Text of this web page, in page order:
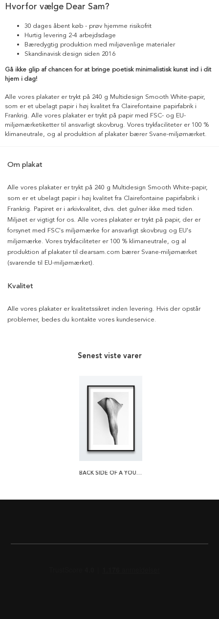
Hvorfor vælge Dear Sam?
30 dages åbent køb - prøv hjemme risikofrit
Hurtig levering 2-4 arbejdsdage
Bæredygtig produktion med miljøvenlige materialer
Skandinavisk design siden 2016
Gå ikke glip af chancen for at bringe poetisk minimalistisk kunst ind i dit
hjem i dag!
Alle vores plakater er trykt på 240 g Multidesign Smooth White-papir,
som er et ubelagt papir i høj kvalitet fra Clairefontaine papirfabrik i
Frankrig. Alle vores plakater er trykt på papir med FSC- og EU-
miljømærketiketter til ansvarligt skovbrug. Vores trykfaciliteter er 100 %
klimaneutrale, og al produktion af plakater bærer Svane-miljømærket.
Om plakat
Alle vores plakater er trykt på 240 g Multidesign Smooth White-papir,
som er et ubelagt papir i høj kvalitet fra Clairefontaine papirfabrik i
Frankrig. Papiret er i arkivkvalitet, dvs. det gulner ikke med tiden.
Miljøet er vigtigt for os. Alle vores plakater er trykt på papir, der er
forsynet med FSC's miljømærke for ansvarligt skovbrug og EU's
miljømærke. Vores trykfaciliteter er 100 % klimaneutrale, og al
produktion af plakater til dearsam.com bærer Svane-miljømærket
(svarende til EU-miljømærket).
Kvalitet
Alle vores plakater er kvalitetssikret inden levering. Hvis der opstår
problemer, bedes du kontakte vores kundeservice.
Senest viste varer
BACK SIDE OF A YOUNG LILY PLAKAT